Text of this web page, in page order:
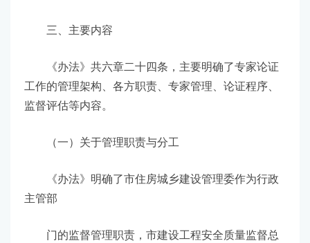
三、主要内容
《办法》共六章二十四条，主要明确了专家论证
工作的管理架构、各方职责、专家管理、论证程序、
监督评估等内容。
（一）关于管理职责与分工
《办法》明确了市住房城乡建设管理委作为行政
主管部
门的监督管理职责，市建设工程安全质量监督总